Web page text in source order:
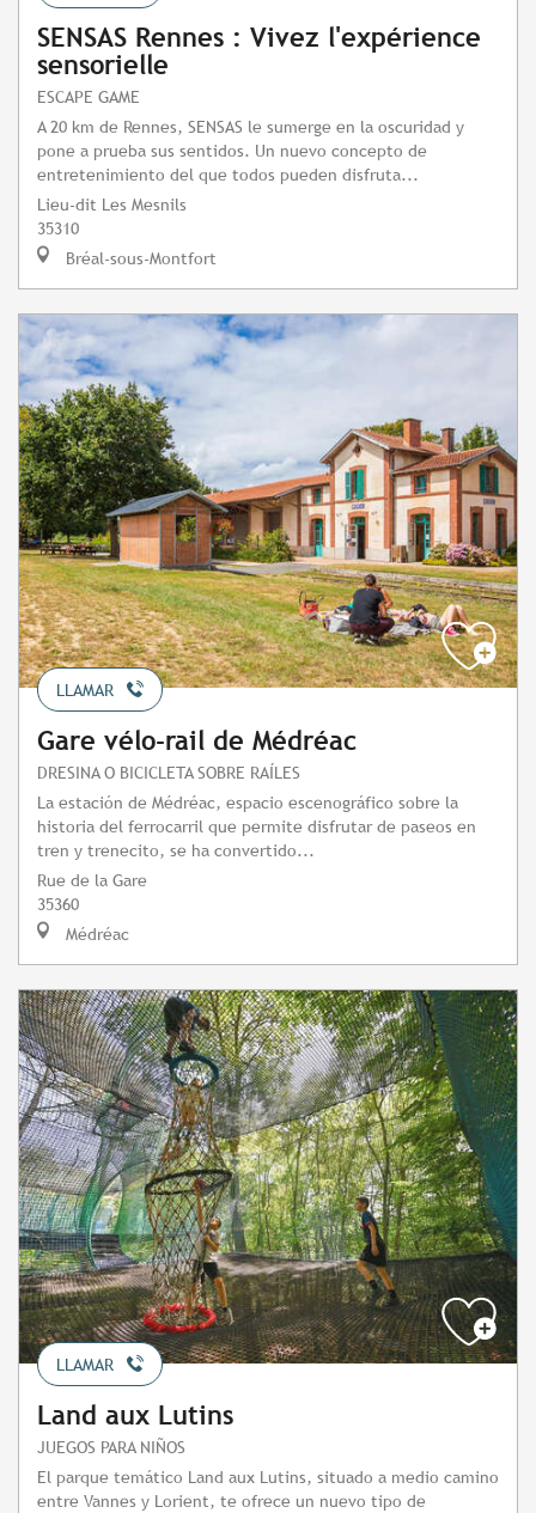
SENSAS Rennes : Vivez l'expérience
sensorielle
ESCAPE GAME
A 20 km de Rennes, SENSAS le sumerge en la oscuridad y
pone a prueba sus sentidos. Un nuevo concepto de
entretenimiento del que todos pueden disfruta...
Lieu-dit Les Mesnils
35310
Bréal-sous-Montfort
LLAMAR
Gare vélo-rail de Médréac
DRESINA O BICICLETA SOBRE RAÍLES
La estación de Médréac, espacio escenográfico sobre la
historia del ferrocarril que permite disfrutar de paseos en
tren y trenecito, se ha convertido...
Rue de la Gare
35360
Médréac
LLAMAR
Land aux Lutins
JUEGOS PARA NIÑOS
El parque temático Land aux Lutins, situado a medio camino
entre Vannes y Lorient, te ofrece un nuevo tipo de